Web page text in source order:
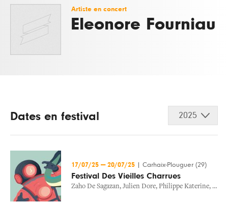
Artiste en concert
Eleonore Fourniau
Dates en festival 2025
17/07/25 — 20/07/25 Carhaix-Plouguer (29)
Festival Des Vieilles Charrues
Zaho De Sagazan, Julien Dore, Philippe Katerine,